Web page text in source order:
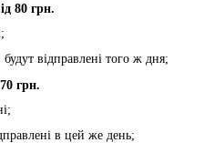
80 грн.
відправлені того ж дня;
грн.
в цей же день;